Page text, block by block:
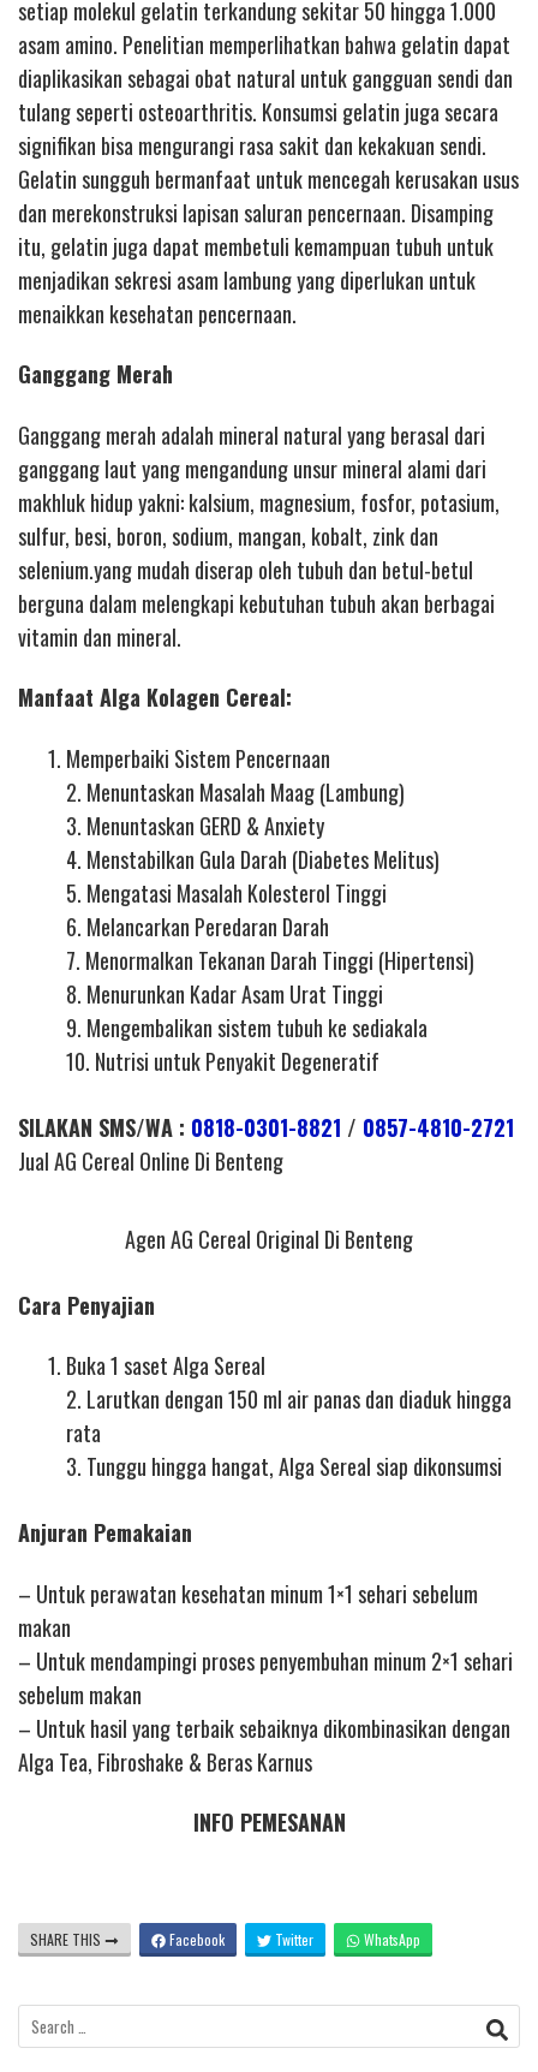
setiap molekul gelatin terkandung sekitar 50 hingga 1.000
asam amino. Penelitian memperlihatkan bahwa gelatin dapat
diaplikasikan sebagai obat natural untuk gangguan sendi dan
tulang seperti osteoarthritis. Konsumsi gelatin juga secara
signifikan bisa mengurangi rasa sakit dan kekakuan sendi.
Gelatin sungguh bermanfaat untuk mencegah kerusakan usus
dan merekonstruksi lapisan saluran pencernaan. Disamping
itu, gelatin juga dapat membetuli kemampuan tubuh untuk
menjadikan sekresi asam lambung yang diperlukan untuk
menaikkan kesehatan pencernaan.
Ganggang Merah
Ganggang merah adalah mineral natural yang berasal dari
ganggang laut yang mengandung unsur mineral alami dari
makhluk hidup yakni: kalsium, magnesium, fosfor, potasium,
sulfur, besi, boron, sodium, mangan, kobalt, zink dan
selenium.yang mudah diserap oleh tubuh dan betul-betul
berguna dalam melengkapi kebutuhan tubuh akan berbagai
vitamin dan mineral.
Manfaat Alga Kolagen Cereal:
Memperbaiki Sistem Pencernaan
2. Menuntaskan Masalah Maag (Lambung)
3. Menuntaskan GERD & Anxiety
4. Menstabilkan Gula Darah (Diabetes Melitus)
5. Mengatasi Masalah Kolesterol Tinggi
6. Melancarkan Peredaran Darah
7. Menormalkan Tekanan Darah Tinggi (Hipertensi)
8. Menurunkan Kadar Asam Urat Tinggi
9. Mengembalikan sistem tubuh ke sediakala
10. Nutrisi untuk Penyakit Degeneratif
SILAKAN SMS/WA : 0818-0301-8821 / 0857-4810-2721
Jual AG Cereal Online Di Benteng
Agen AG Cereal Original Di Benteng
Cara Penyajian
Buka 1 saset Alga Sereal
2. Larutkan dengan 150 ml air panas dan diaduk hingga
rata
3. Tunggu hingga hangat, Alga Sereal siap dikonsumsi
Anjuran Pemakaian
– Untuk perawatan kesehatan minum 1×1 sehari sebelum
makan
– Untuk mendampingi proses penyembuhan minum 2×1 sehari
sebelum makan
– Untuk hasil yang terbaik sebaiknya dikombinasikan dengan
Alga Tea, Fibroshake & Beras Karnus
INFO PEMESANAN
SHARE THIS Facebook Twitter WhatsApp
Search
for: